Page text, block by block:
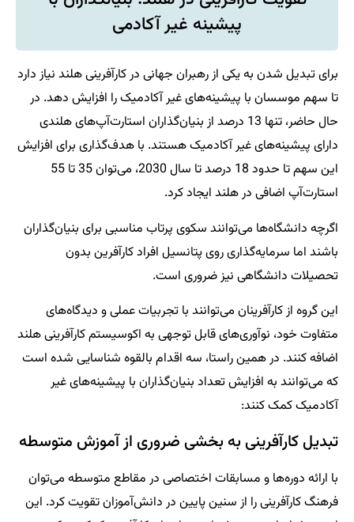
پیشینه غیر آکادمی
برای تبدیل شدن به یکی از رهبران جهانی در کارآفرینی هلند نیاز دارد
تا سهم موسسان با پیشینه‌های غیر آکادمیک را افزایش دهد. در
حال حاضر، تنها 13 درصد از بنیان‌گذاران استارت‌آپ‌های هلندی
دارای پیشینه‌های غیر آکادمیک هستند. با هدف‌گذاری برای افزایش
این سهم تا حدود 18 درصد تا سال 2030، می‌توان 35 تا 55
استارت‌آپ اضافی در هلند ایجاد کرد.
اگرچه دانشگاه‌ها می‌توانند سکوی پرتاب مناسبی برای بنیان‌گذاران
باشند اما سرمایه‌گذاری روی پتانسیل افراد کارآفرین بدون
تحصیلات دانشگاهی نیز ضروری است.
این گروه از کارآفرینان می‌توانند با تجربیات عملی و دیدگاه‌های
متفاوت خود، نوآوری‌های قابل توجهی به اکوسیستم کارآفرینی هلند
اضافه کنند. در همین راستا، سه اقدام بالقوه شناسایی شده است
که می‌توانند به افزایش تعداد بنیان‌گذاران با پیشینه‌های غیر
آکادمیک کمک کنند:
تبدیل کارآفرینی به بخشی ضروری از آموزش متوسطه
با ارائه دوره‌ها و مسابقات اختصاصی در مقاطع متوسطه می‌توان
فرهنگ کارآفرینی را از سنین پایین در دانش‌آموزان تقویت کرد. این